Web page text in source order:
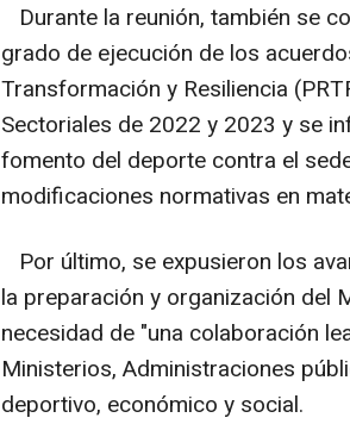
Durante la reunión, también se
grado de ejecución de los
Transformación y Resiliencia
Sectoriales de 2022 y 2023 y se
fomento del deporte contra el
modificaciones normativas en
Por último, se expusieron los
la preparación y organización del
necesidad de "una colaboración
Ministerios, Administraciones
deportivo, económico y social.